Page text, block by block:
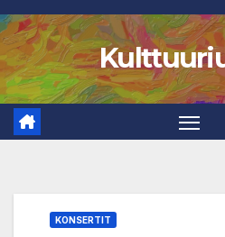
Skip
to
content
KONSERTIT